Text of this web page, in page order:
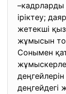
–кадрларды
іріктеу;
жетекші
жұмысын
Сонымен
деңгейдегі